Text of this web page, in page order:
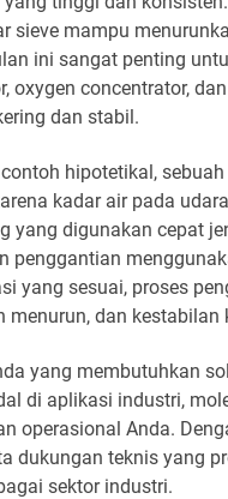
sieve mampu
ini sangat penting
oxygen concentrator,
dan stabil.
hipotetikal,
kadar air pada
yang digunakan cepat
penggantian
yang sesuai, proses
menurun, dan
yang membutuhkan
di aplikasi industri,
operasional Anda.
dukungan teknis yang
sektor industri.